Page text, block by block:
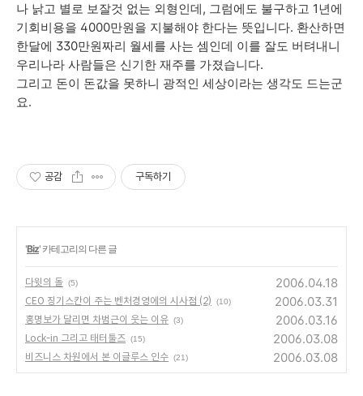
나 낡고 별로 보잘것 없는 외형인데, 그럼에도 불구하고 1년에
기회비용을 4000만원을 지불해야 한다는 뜻입니다. 환산하면
한달에 330만원짜리 월세를 사는 셈인데 이를 잘도 버텨내니
우리나라 사람들은 신기한 재주를 가졌습니다.
그리고 돈이 돈값을 못하니 광적인 세상이라는 생각도 드는군
요.
공감 구독하기
'Biz' 카테고리의 다른 글
다윗의 돌 (5) 2006.04.18
CEO 징기스칸이 주는 벤처경영에의 시사점 (2) (10) 2006.03.31
홍명보가 달리면 차범근이 웃는 이유 (3) 2006.03.16
Lock-in 그리고 태터툴즈 (15) 2006.03.08
비즈니스 차원에서 본 이글루스 인수 (21) 2006.03.08